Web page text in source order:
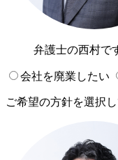
弁護士の西村で
会社を廃業したい
ご希望の方針を選択